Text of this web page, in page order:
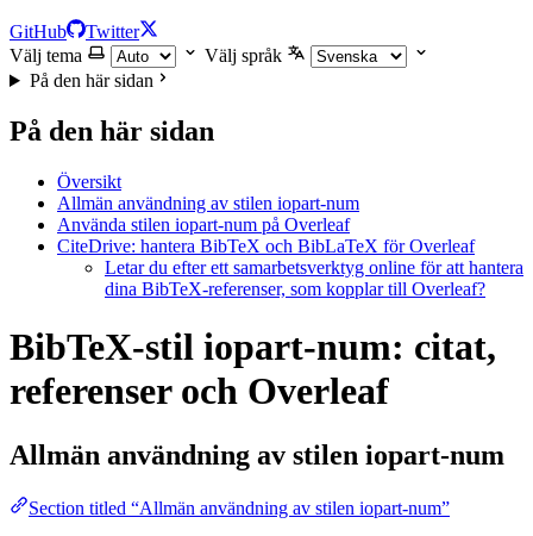
GitHub
Twitter
Välj tema
Välj språk
På den här sidan
På den här sidan
Översikt
Allmän användning av stilen iopart-num
Använda stilen iopart-num på Overleaf
CiteDrive: hantera BibTeX och BibLaTeX för Overleaf
Letar du efter ett samarbetsverktyg online för att hantera
dina BibTeX-referenser, som kopplar till Overleaf?
BibTeX-stil iopart-num: citat,
referenser och Overleaf
Allmän användning av stilen iopart-num
Section titled “Allmän användning av stilen iopart-num”